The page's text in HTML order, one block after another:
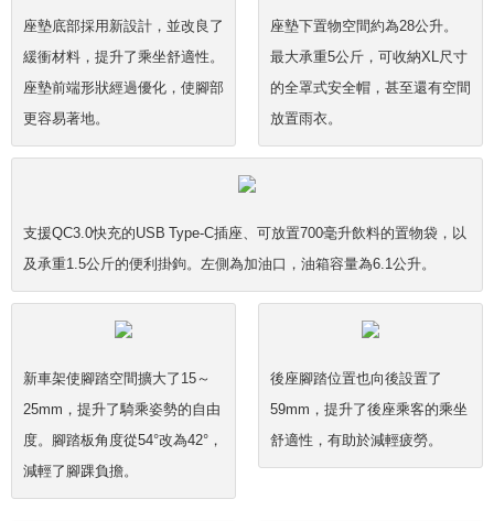
座墊底部採用新設計，並改良了
緩衝材料，提升了乘坐舒適性。
座墊前端形狀經過優化，使腳部
更容易著地。
座墊下置物空間約為28公升。
最大承重5公斤，可收納XL尺寸
的全罩式安全帽，甚至還有空間
放置雨衣。
支援QC3.0快充的USB Type-C插座、可放置700毫升飲料的置物袋，以
及承重1.5公斤的便利掛鉤。左側為加油口，油箱容量為6.1公升。
新車架使腳踏空間擴大了15～
25mm，提升了騎乘姿勢的自由
度。腳踏板角度從54°改為42°，
減輕了腳踝負擔。
後座腳踏位置也向後設置了
59mm，提升了後座乘客的乘坐
舒適性，有助於減輕疲勞。